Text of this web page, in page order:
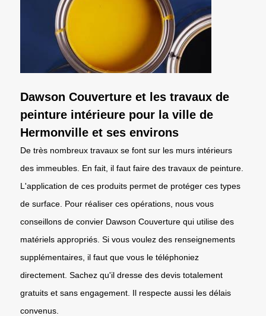
Dawson Couverture et les travaux de
peinture intérieure pour la ville de
Hermonville et ses environs
De très nombreux travaux se font sur les murs intérieurs
des immeubles. En fait, il faut faire des travaux de peinture.
L'application de ces produits permet de protéger ces types
de surface. Pour réaliser ces opérations, nous vous
conseillons de convier Dawson Couverture qui utilise des
matériels appropriés. Si vous voulez des renseignements
supplémentaires, il faut que vous le téléphoniez
directement. Sachez qu'il dresse des devis totalement
gratuits et sans engagement. Il respecte aussi les délais
convenus.